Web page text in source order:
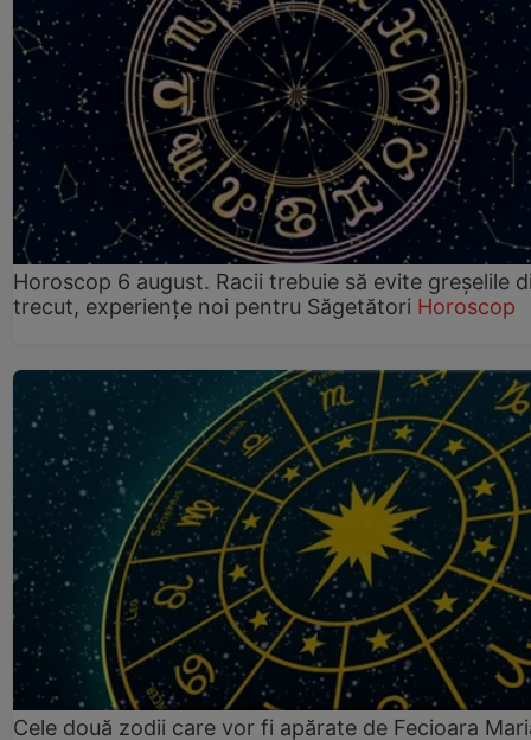
Horoscop 6 august. Racii trebuie să evite greșelile
trecut, experiențe noi pentru Săgetători Horoscop
Cele două zodii care vor fi apărate de Fecioara